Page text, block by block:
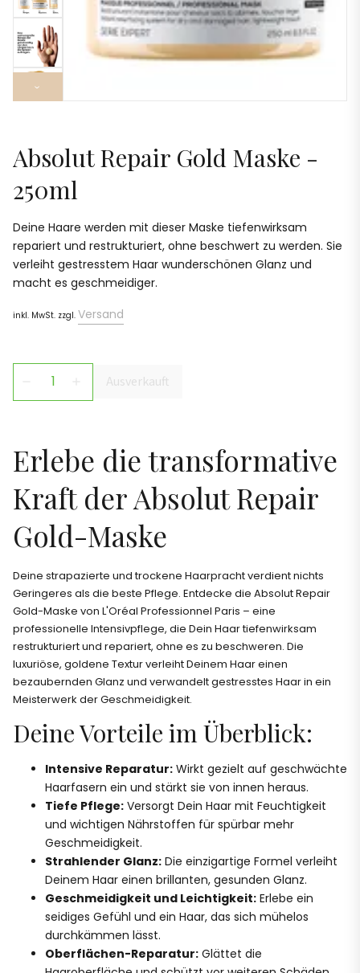
›
Absolut Repair Gold Maske -
250ml
Deine Haare werden mit dieser Maske tiefenwirksam
repariert und restrukturiert, ohne beschwert zu werden. Sie
verleiht gestresstem Haar wunderschönen Glanz und
macht es geschmeidiger.
inkl. MwSt. zzgl. Versand
Ausverkauft
Erlebe die transformative
Kraft der Absolut Repair
Gold-Maske
Deine strapazierte und trockene Haarpracht verdient nichts
Geringeres als die beste Pflege. Entdecke die Absolut Repair
Gold-Maske von L'Oréal Professionnel Paris – eine
professionelle Intensivpflege, die Dein Haar tiefenwirksam
restrukturiert und repariert, ohne es zu beschweren. Die
luxuriöse, goldene Textur verleiht Deinem Haar einen
bezaubernden Glanz und verwandelt gestresstes Haar in ein
Meisterwerk der Geschmeidigkeit.
Deine Vorteile im Überblick:
Intensive Reparatur: Wirkt gezielt auf geschwächte
Haarfasern ein und stärkt sie von innen heraus.
Tiefe Pflege: Versorgt Dein Haar mit Feuchtigkeit
und wichtigen Nährstoffen für spürbar mehr
Geschmeidigkeit.
Strahlender Glanz: Die einzigartige Formel verleiht
Deinem Haar einen brillanten, gesunden Glanz.
Geschmeidigkeit und Leichtigkeit: Erlebe ein
seidiges Gefühl und ein Haar, das sich mühelos
durchkämmen lässt.
Oberflächen-Reparatur: Glättet die